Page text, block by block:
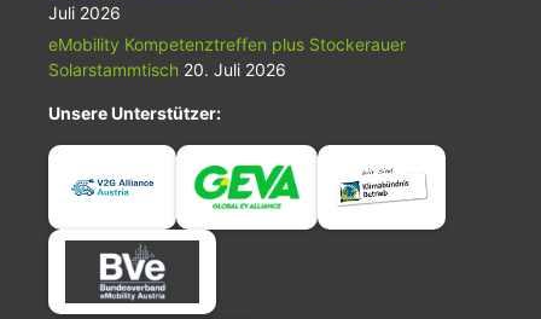
Juli 2026
eMobility Kompetenztreffen plus Stockerauer
Solarstammtisch 20. Juli 2026
Unsere Unterstützer: